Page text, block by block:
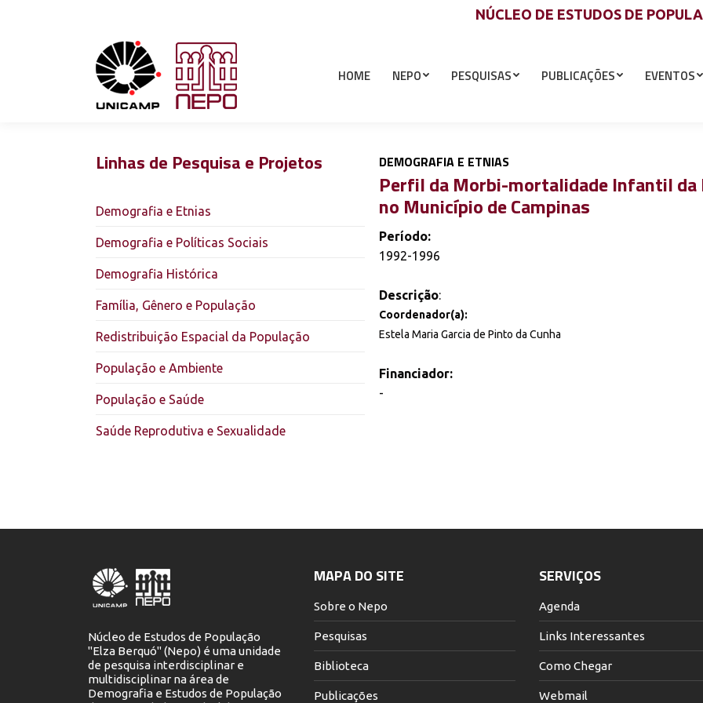
NÚCLEO DE ESTUDOS DE
HOME NEPO PESQUISAS PUBLICAÇÕES EVENTOS
Linhas de Pesquisa e Projetos
Demografia e Etnias
Demografia e Políticas Sociais
Demografia Histórica
Família, Gênero e População
Redistribuição Espacial da População
População e Ambiente
População e Saúde
Saúde Reprodutiva e Sexualidade
DEMOGRAFIA E ETNIAS
Perfil da Morbi-mortalidade Infantil da
no Município de Campinas
Período:
1992-1996
Descrição:
Coordenador(a):
Estela Maria Garcia de Pinto da Cunha
Financiador:
-
Núcleo de Estudos de População
"Elza Berquó" (Nepo) é uma unidade
de pesquisa interdisciplinar e
multidisciplinar na área de
Demografia e Estudos de População
MAPA DO SITE
Sobre o Nepo
Pesquisas
Biblioteca
Publicações
SERVIÇOS
Agenda
Links Interessantes
Como Chegar
Webmail